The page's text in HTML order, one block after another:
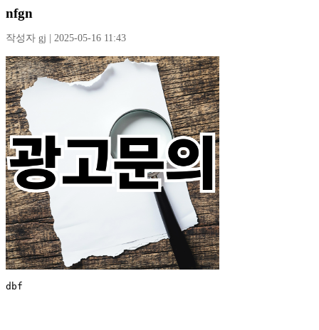
nfgn
작성자 gj | 2025-05-16 11:43
dbf